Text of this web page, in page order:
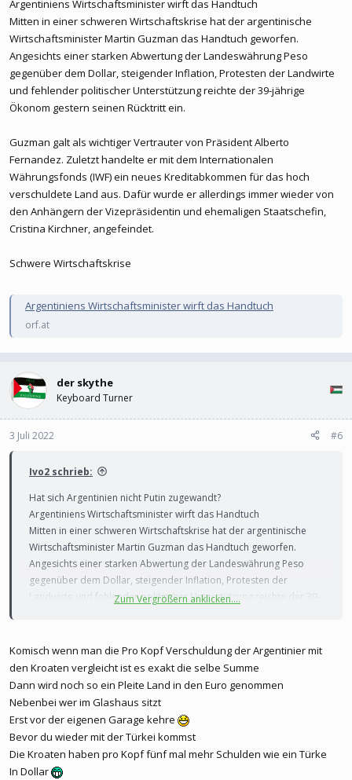
Argentiniens Wirtschaftsminister wirft das Handtuch
Mitten in einer schweren Wirtschaftskrise hat der argentinische
Wirtschaftsminister Martin Guzman das Handtuch geworfen.
Angesichts einer starken Abwertung der Landeswährung Peso
gegenüber dem Dollar, steigender Inflation, Protesten der Landwirte
und fehlender politischer Unterstützung reichte der 39-jährige
Ökonom gestern seinen Rücktritt ein.
Guzman galt als wichtiger Vertrauter von Präsident Alberto
Fernandez. Zuletzt handelte er mit dem Internationalen
Währungsfonds (IWF) ein neues Kreditabkommen für das hoch
verschuldete Land aus. Dafür wurde er allerdings immer wieder von
den Anhängern der Vizepräsidentin und ehemaligen Staatschefin,
Cristina Kirchner, angefeindet.
Schwere Wirtschaftskrise
Argentiniens Wirtschaftsminister wirft das Handtuch
orf.at
der skythe
Keyboard Turner
3 Juli 2022 #6
Ivo2 schrieb:
Hat sich Argentinien nicht Putin zugewandt?
Argentiniens Wirtschaftsminister wirft das Handtuch
Mitten in einer schweren Wirtschaftskrise hat der argentinische
Wirtschaftsminister Martin Guzman das Handtuch geworfen.
Angesichts einer starken Abwertung der Landeswährung Peso
gegenüber dem Dollar, steigender Inflation, Protesten der
Landwirte und fehlender politischer Unterstützung reichte der 39-
Guzman galt als wichtiger Vertrauter von Präsident Alberto
Fernandez. Zuletzt handelte er mit dem Internationalen
Währungsfonds (IWF) ein neues Kreditabkommen für das hoch
verschuldete Land aus. Dafür wurde er allerdings immer wieder
von den Anhängern der Vizepräsidentin und ehemaligen
Staatschefin, Cristina Kirchner, angefeindet.
Schwere Wirtschaftskrise
Zum Vergrößern anklicken....
Komisch wenn man die Pro Kopf Verschuldung der Argentinier mit
den Kroaten vergleicht ist es exakt die selbe Summe
Dann wird noch so ein Pleite Land in den Euro genommen
Nebenbei wer im Glashaus sitzt
Erst vor der eigenen Garage kehre
Bevor du wieder mit der Türkei kommst
Die Kroaten haben pro Kopf fünf mal mehr Schulden wie ein Türke
In Dollar